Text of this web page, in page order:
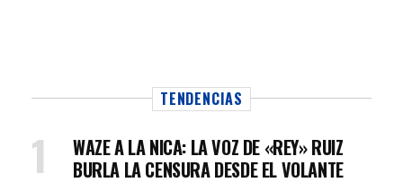
TENDENCIAS
WAZE A LA NICA: LA VOZ DE «REY» RUIZ
BURLA LA CENSURA DESDE EL VOLANTE